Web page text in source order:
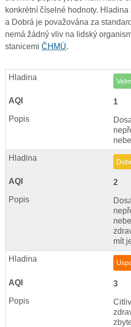
konkrétní číselné hodnoty.
a Dobrá je považována za
nemá žádný vliv na lidský
stanicemi ČHMÚ.
1
2
mít
3